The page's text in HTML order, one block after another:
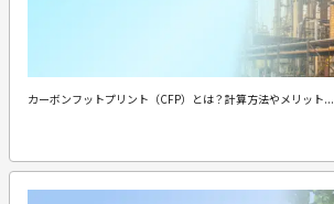
カーボンフットプリント（CFP）とは？計算方法やメリット...